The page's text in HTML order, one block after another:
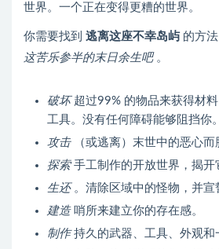
世界。一个正在变得更糟的世界。
你需要找到 逃离这座不幸岛屿的方法
这苦乐参半的末日余生吧。
破坏 超过99% 的物品来获得材
工具。没有任何障碍能够阻挡你。
攻击（或逃离）末世中的恶心而
探索手工制作的开放世界，揭开
生还。清除区域中的怪物，并宣
建造哨所来建立你的存在感。
制作持久的武器、工具、外观和